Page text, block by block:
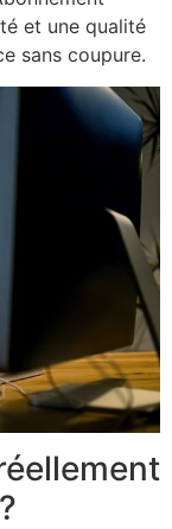
et une qualité
sans coupure.